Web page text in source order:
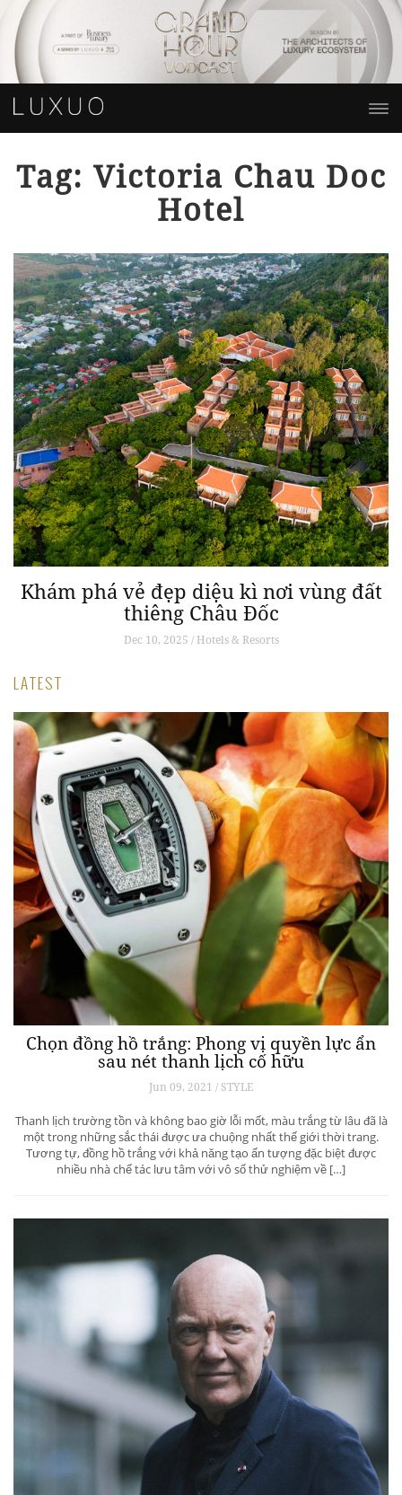
Tag: Victoria Chau Doc
Hotel
Khám phá vẻ đẹp diệu kì nơi vùng đất
thiêng Châu Đốc
Dec 10, 2025 / Hotels & Resorts
LATEST
Chọn đồng hồ trắng: Phong vị quyền lực ẩn
sau nét thanh lịch cố hữu
Jun 09, 2021 / STYLE
Thanh lịch trường tồn và không bao giờ lỗi mốt, màu trắng từ lâu đã là
một trong những sắc thái được ưa chuộng nhất thế giới thời trang.
Tương tự, đồng hồ trắng với khả năng tạo ấn tượng đặc biệt được
nhiều nhà chế tác lưu tâm với vô số thử nghiệm về […]